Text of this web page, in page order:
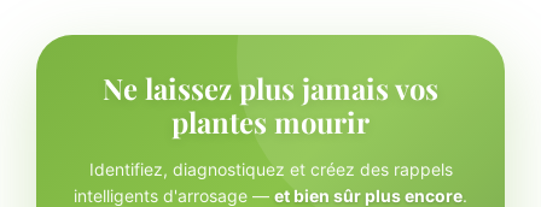
Ne laissez plus jamais vos
plantes mourir
Identifiez, diagnostiquez et créez des rappels
intelligents d'arrosage — et bien sûr plus encore.